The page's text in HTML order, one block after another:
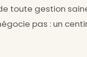
toute gestion
pas : un